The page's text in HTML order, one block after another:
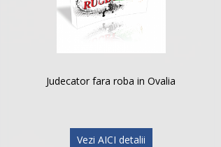
Judecator fara roba in Ovalia
Vezi AICI detalii